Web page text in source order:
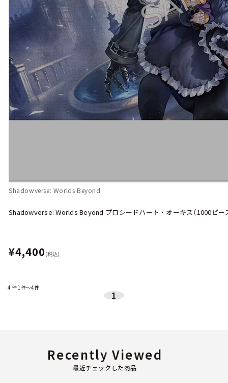
Shadowverse: Worlds Beyond
Shadowverse: Worlds Beyond プロシードハート・オーキス（1000ピー
¥4,400 (税込)
4 件1件～4件
1
最近チェックした商品
Recently Viewed